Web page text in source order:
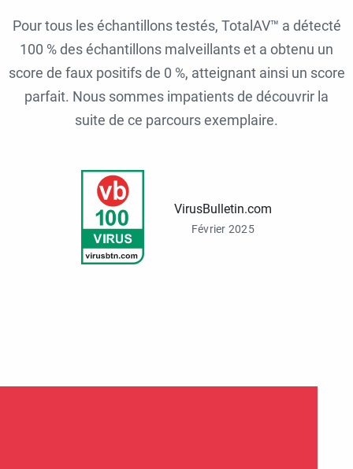
Pour tous les échantillons testés, TotalAV™ a détecté
100 % des échantillons malveillants et a obtenu un
score de faux positifs de 0 %, atteignant ainsi un score
parfait. Nous sommes impatients de découvrir la
suite de ce parcours exemplaire.
VirusBulletin.com
Février 2025